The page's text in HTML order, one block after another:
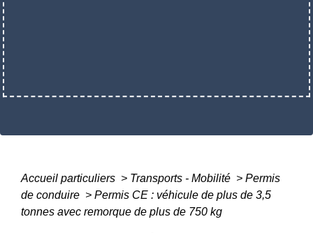
Accueil particuliers > Transports - Mobilité > Permis
de conduire > Permis CE : véhicule de plus de 3,5
tonnes avec remorque de plus de 750 kg